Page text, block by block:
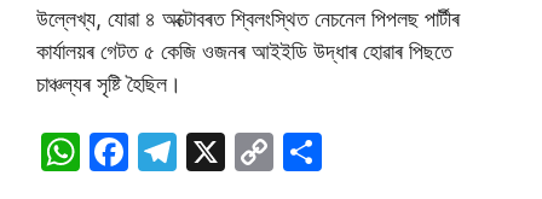
উল্লেখ্য, যোৱা ৪ অক্টোবৰত শ্বিলংস্থিত নেচনেল পিপলছ পাৰ্টীৰ
কাৰ্যালয়ৰ গেটত ৫ কেজি ওজনৰ আইইডি উদ্ধাৰ হোৱাৰ পিছতে
চাঞ্চল্যৰ সৃষ্টি হৈছিল।
W F
T
X
C